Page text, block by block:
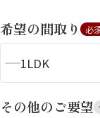
シャーメゾンとは
希望の間取り 必
1LDK
その他のご要望